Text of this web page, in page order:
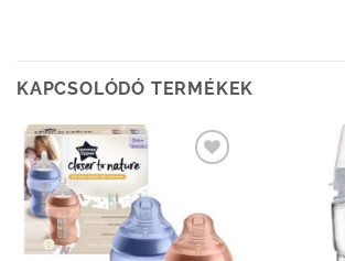
KAPCSOLÓDÓ TERMÉKEK
Kedvenceimhez